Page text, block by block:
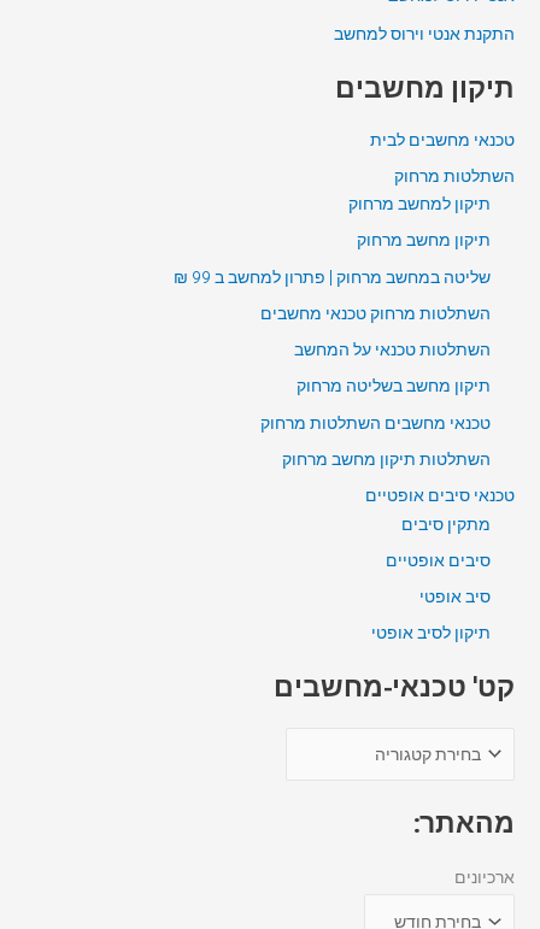
התקנת אנטי וירוס למחשב
תיקון מחשבים
טכנאי מחשבים לבית
השתלטות מרחוק
תיקון למחשב מרחוק
תיקון מחשב מרחוק
שליטה במחשב מרחוק | פתרון למחשב ב 99 ₪
השתלטות מרחוק טכנאי מחשבים
השתלטות טכנאי על המחשב
תיקון מחשב בשליטה מרחוק
טכנאי מחשבים השתלטות מרחוק
השתלטות תיקון מחשב מרחוק
טכנאי סיבים אופטיים
מתקין סיבים
סיבים אופטיים
סיב אופטי
תיקון לסיב אופטי
קט' טכנאי-מחשבים
מהאתר:
ארכיונים